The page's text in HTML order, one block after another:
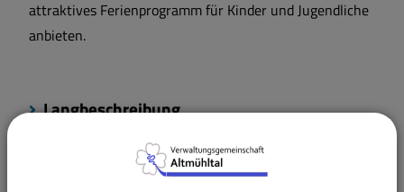
attraktives Ferienprogramm für Kinder und Jugendliche
anbieten.
Langbeschreibung
Rechtsgrundlagen